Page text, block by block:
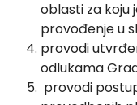
oblasti za koju
provođenje u
provodi
odlukama
provodi